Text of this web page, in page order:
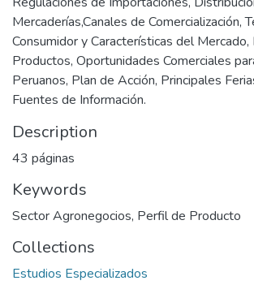
Mercaderías,Canales de Comercialización,
Consumidor y Características del Mercado,
Productos, Oportunidades Comerciales
Peruanos, Plan de Acción, Principales
Fuentes de Información.
Description
43 páginas
Keywords
Sector Agronegocios, Perfil de Producto
Collections
Estudios Especializados